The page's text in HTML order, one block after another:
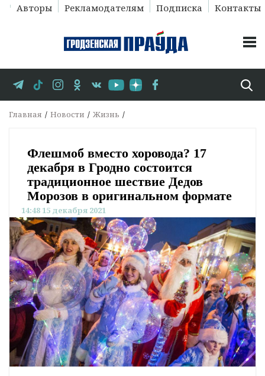
Авторы Рекламодателям Подписка Контакты
Главная Новости Жизнь
Флешмоб вместо хоровода? 17
декабря в Гродно состоится
традиционное шествие Дедов
Морозов в оригинальном формате
14:48 15 декабря 2021